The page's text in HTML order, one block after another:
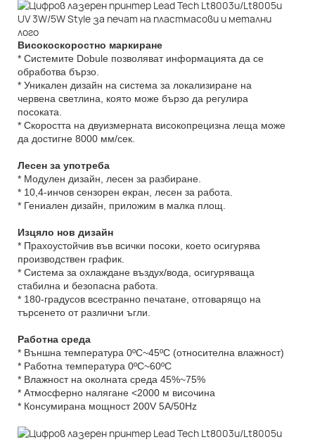
Високоскоростно маркиране
* Системите Dobule позволяват информацията да се
обработва бързо.
* Уникален дизайн на система за локализиране на
червена светлина, която може бързо да регулира
посоката.
* Скоростта на двуизмерната високопрецизна леща може
да достигне 8000 мм/сек.
Лесен за употреба
* Модулен дизайн, лесен за разбиране.
* 10,4-инчов сензорен екран, лесен за работа.
* Гениален дизайн, приложим в малка площ.
Изцяло нов дизайн
* Прахоустойчив във всички посоки, което осигурява
производствен график.
* Система за охлаждане въздух/вода, осигуряваща
стабилна и безопасна работа.
* 180-градусов всестранно печатане, отговарящо на
търсенето от различни ъгли.
Работна среда
* Външна температура 0ºC~45ºC (относителна влажност)
* Работна температура 0ºC~60ºC
* Влажност на околната среда 45%~75%
* Атмосферно налягане <2000 м височина
* Консумирана мощност 200V 5A/50Hz